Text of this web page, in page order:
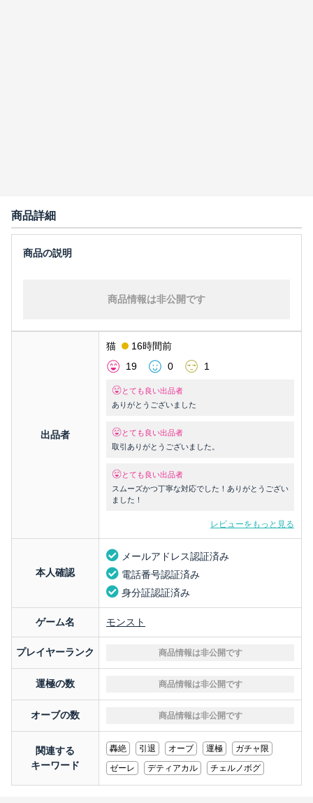
商品詳細
商品情報は非公開です
出品者
猫
16時間前
19
0 1
とても良い出品者
ありがとうございました
とても良い出品者
取引ありがとうございました。
とても良い出品者
スムーズかつ丁寧な対応でした！ありがとうござい
ました！
レビューをもっと見る
本人確認
メールアドレス認証済み
電話番号認証済み
身分証認証済み
ゲーム名 モンスト
プレイヤーランク 商品情報は非公開です
運極の数 商品情報は非公開です
オーブの数 商品情報は非公開です
関連する
キーワード
轟絶 引退 オーブ 運極
ガチャ限
ゼーレ
デティアカル チェルノボグ